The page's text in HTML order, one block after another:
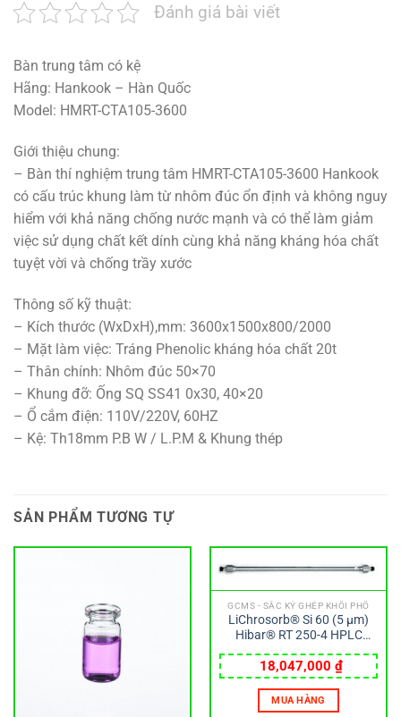
Đánh giá bài viết
Bàn trung tâm có kệ
Hãng: Hankook – Hàn Quốc
Model: HMRT-CTA105-3600
Giới thiệu chung:
– Bàn thí nghiệm trung tâm HMRT-CTA105-3600 Hankook
có cấu trúc khung làm từ nhôm đúc ổn định và không nguy
hiểm với khả năng chống nước mạnh và có thể làm giảm
việc sử dụng chất kết dính cùng khả năng kháng hóa chất
tuyệt vời và chống trầy xước
Thông số kỹ thuật:
– Kích thước (WxDxH),mm: 3600x1500x800/2000
– Mặt làm việc: Tráng Phenolic kháng hóa chất 20t
– Thân chính: Nhôm đúc 50×70
– Khung đỡ: Ống SQ SS41 0x30, 40×20
– Ổ cắm điện: 110V/220V, 60HZ
– Kệ: Th18mm P.B W / L.P.M & Khung thép
SẢN PHẨM TƯƠNG TỰ
GCMS - SẮC KÝ GHÉP KHỐI PHỔ
LiChrosorb® Si 60 (5 µm)
Hibar® RT 250-4 HPLC
18,047,000 ₫
MUA HÀNG